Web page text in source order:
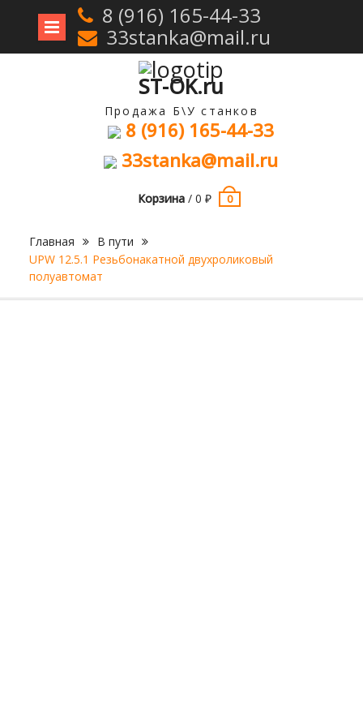
Перейти
8 (916) 165-44-33
33stanka@mail.ru
ST-OK.ru
Продажа Б\У станков
8 (916) 165-44-33
33stanka@mail.ru
Корзина/ 0 ₽ 0
Главная
В пути
UPW 12.5.1 Резьбонакатной двухроликовый
полуавтомат